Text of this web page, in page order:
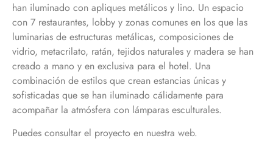
han iluminado con apliques metálicos y lino. Un espacio
con 7 restaurantes, lobby y zonas comunes en los que las
luminarias de estructuras metálicas, composiciones de
vidrio, metacrilato, ratán, tejidos naturales y madera se han
creado a mano y en exclusiva para el hotel. Una
combinación de estilos que crean estancias únicas y
sofisticadas que se han iluminado cálidamente para
acompañar la atmósfera con lámparas esculturales.
Puedes consultar el proyecto en nuestra web.